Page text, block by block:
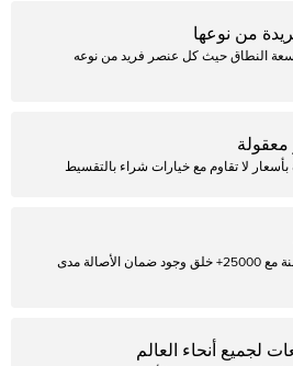
من نوعها
النطاق حيث كل عنصر فريد من نوعه
معقولة
لا تقاوم مع خيارات شراء بالتقسيط
صفيحة موثوقة وآمنة مع 25000+ خلق وجود ضمان الأصالة مدى
لجميع أنحاء العالم